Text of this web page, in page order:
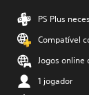
PS Plus
Compatível
Jogos online
1 jogador